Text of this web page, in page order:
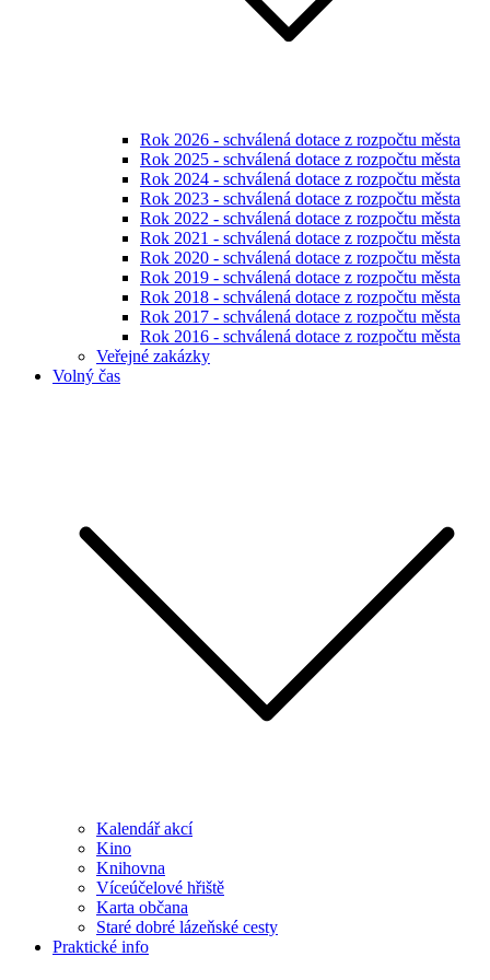
Rok 2026 - schválená dotace z rozpočtu města
Rok 2025 - schválená dotace z rozpočtu města
Rok 2024 - schválená dotace z rozpočtu města
Rok 2023 - schválená dotace z rozpočtu města
Rok 2022 - schválená dotace z rozpočtu města
Rok 2021 - schválená dotace z rozpočtu města
Rok 2020 - schválená dotace z rozpočtu města
Rok 2019 - schválená dotace z rozpočtu města
Rok 2018 - schválená dotace z rozpočtu města
Rok 2017 - schválená dotace z rozpočtu města
Rok 2016 - schválená dotace z rozpočtu města
Veřejné zakázky
Volný čas
Kalendář akcí
Kino
Knihovna
Víceúčelové hřiště
Karta občana
Staré dobré lázeňské cesty
Praktické info